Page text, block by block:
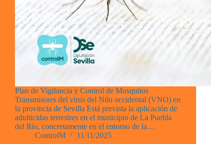
Plan de Vigilancia y Control de Mosquitos
Transmisores del virus del Nilo occidental (VNO) en
la provincia de Sevilla Está prevista la aplicación de
adulticidas terrestres en el municipio de La Puebla
del Río, concretamente en el entorno de la…
ControlM
11/11/2025